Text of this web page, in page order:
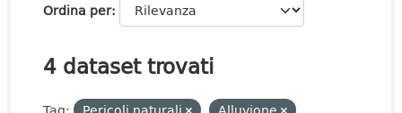
Ordina per
4 dataset trovati